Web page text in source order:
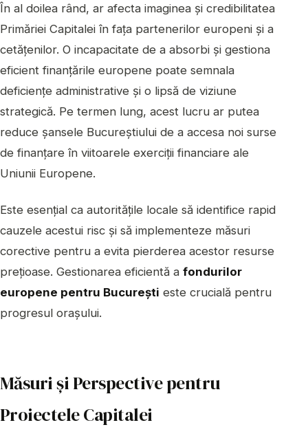
În al doilea rând, ar afecta imaginea și credibilitatea
Primăriei Capitalei în fața partenerilor europeni și a
cetățenilor. O incapacitate de a absorbi și gestiona
eficient finanțările europene poate semnala
deficiențe administrative și o lipsă de viziune
strategică. Pe termen lung, acest lucru ar putea
reduce șansele Bucureștiului de a accesa noi surse
de finanțare în viitoarele exerciții financiare ale
Uniunii Europene.
Este esențial ca autoritățile locale să identifice rapid
cauzele acestui risc și să implementeze măsuri
corective pentru a evita pierderea acestor resurse
prețioase. Gestionarea eficientă a fondurilor
europene pentru București este crucială pentru
progresul orașului.
Măsuri și Perspective pentru
Proiectele Capitalei